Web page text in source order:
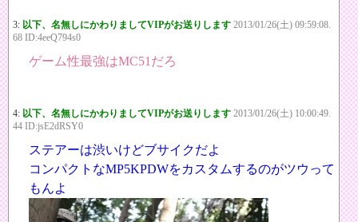
3: 以下、名無しにかわりましてVIPがお送りします 2013/01/26(土) 09:59:08.
68 ID:4eeQ794s0
ゲーム性最強はMC51だろ
4: 以下、名無しにかわりましてVIPがお送りします 2013/01/26(土) 10:00:49.
44 ID:jsE2dRSY0
ステアーは渋いけどブサイクだよ
コンパクトなMP5KPDWをカスタムするのがツウって
もんよ